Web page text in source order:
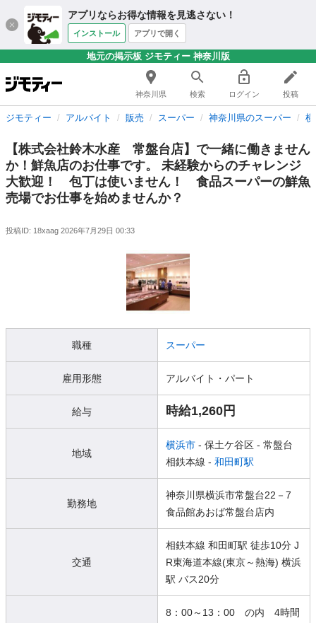
アプリならお得な情報を見逃さない！
インストール アプリで開く
地元の掲示板 ジモティー 神奈川版
神奈川県 検索 ログイン 投稿
ジモティー アルバイト 販売 スーパー 神奈川県のスーパー
【株式会社鈴木水産 常盤台店】で一緒に働きません
か！鮮魚店のお仕事です。 未経験からのチャレンジ
大歓迎！ 包丁は使いません！ 食品スーパーの鮮魚
売場でお仕事を始めませんか？
投稿ID: 18xaag 2026年7月29日 00:33
職種 スーパー
雇用形態 アルバイト・パート
給与 時給1,260円
地域
横浜市 - 保土ケ谷区 - 常盤台
相鉄本線 - 和田町駅
勤務地
神奈川県横浜市常盤台22－7
食品館あおば常盤台店内
交通
相鉄本線 和田町駅 徒歩10分 J
R東海道本線(東京～熱海) 横浜
駅 バス20分
8：00～13：00 の内 4時間